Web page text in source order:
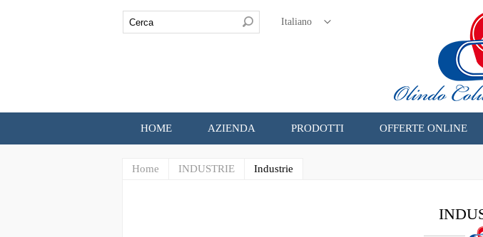
Italiano
HOME AZIENDA PRODOTTI OFFERTE ONLINE
Home INDUSTRIE Industrie